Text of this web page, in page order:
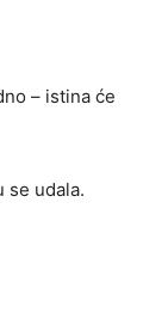
– istina će
se udala.